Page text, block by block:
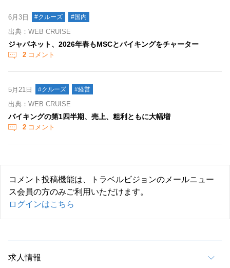
6月3日 #クルーズ #国内
出典：WEB CRUISE
ジャパネット、2026年春もMSCとバイキングをチャーター
2 コメント
5月21日 #クルーズ #経営
出典：WEB CRUISE
バイキングの第1四半期、売上、粗利ともに大幅増
2 コメント
コメント投稿機能は、トラベルビジョンのメールニュー
ス会員の方のみご利用いただけます。
ログインはこちら
求人情報